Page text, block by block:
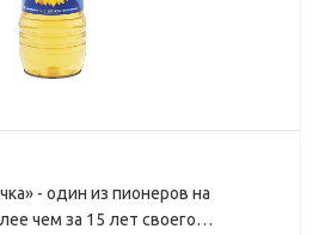
- один из пионеров на
чем за 15 лет своего